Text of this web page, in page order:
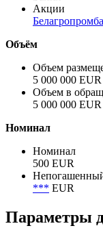
Акции
Объём
Объем
5 000 000 EUR
Объем в
5 000 000 EUR
Номинал
Номинал
500 EUR
*** EUR
Параметры